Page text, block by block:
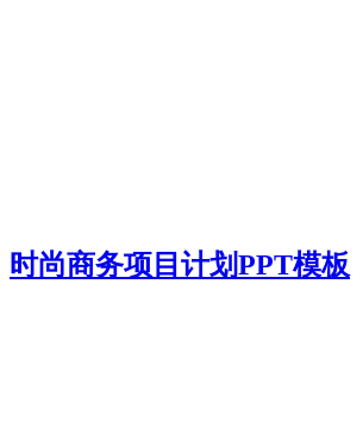
时尚商务项目计划PPT模板